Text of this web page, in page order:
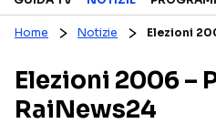
CANALI TV
PROGRAMMI TV
Home Notizie Elezioni
Elezioni 2006 –
RaiNews24